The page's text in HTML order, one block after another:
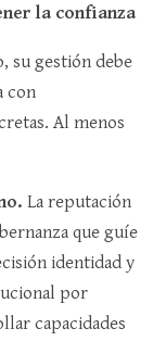
la confianza
su gestión debe
con
Al menos
La reputación
que guíe
identidad y
por
capacidades